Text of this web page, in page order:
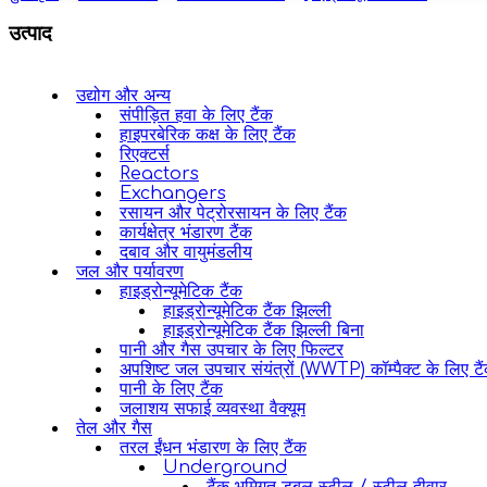
उत्पाद
उद्योग और अन्य
संपीड़ित हवा के लिए टैंक
हाइपरबेरिक कक्ष के लिए टैंक
रिएक्टर्स
Reactors
Exchangers
रसायन और पेट्रोरसायन के लिए टैंक
कार्यक्षेत्र भंडारण टैंक
दबाव और वायुमंडलीय
जल और पर्यावरण
हाइड्रोन्यूमेटिक टैंक
हाइड्रोन्यूमेटिक टैंक झिल्ली
हाइड्रोन्यूमेटिक टैंक झिल्ली बिना
पानी और गैस उपचार के लिए फिल्टर
अपशिष्ट जल उपचार संयंत्रों (WWTP) कॉम्पैक्ट के लिए
पानी के लिए टैंक
जलाशय सफाई व्यवस्था वैक्यूम
तेल और गैस
तरल ईंधन भंडारण के लिए टैंक
Underground